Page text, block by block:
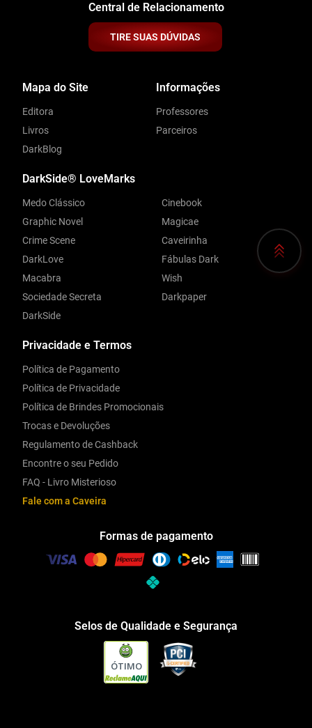
Central de Relacionamento
TIRE SUAS DÚVIDAS
Privacidade e Termos
Política de Pagamento
Política de Privacidade
Política de Brindes Promocionais
Trocas e Devoluções
Regulamento de Cashback
Encontre o seu Pedido
FAQ - Livro Misterioso
Fale com a Caveira
Mapa do Site
Editora
Livros
DarkBlog
Informações
Professores
Parceiros
DarkSide® LoveMarks
Medo Clássico
Graphic Novel
Crime Scene
DarkLove
Macabra
Sociedade Secreta
DarkSide
Cinebook
Magicae
Caveirinha
Fábulas Dark
Wish
Darkpaper
Formas de pagamento
Selos de Qualidade e Segurança
ÓTIMO